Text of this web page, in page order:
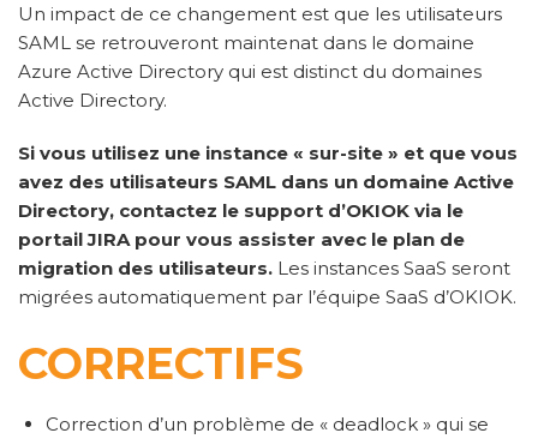
Un impact de ce changement est que les utilisateurs
SAML se retrouveront maintenat dans le domaine
Azure Active Directory qui est distinct du domaines
Active Directory.
Si vous utilisez une instance « sur-site » et que vous
avez des utilisateurs SAML dans un domaine Active
Directory, contactez le support d’OKIOK via le
portail JIRA pour vous assister avec le plan de
migration des utilisateurs. Les instances SaaS seront
migrées automatiquement par l’équipe SaaS d’OKIOK.
CORRECTIFS
Correction d’un problème de « deadlock » qui se